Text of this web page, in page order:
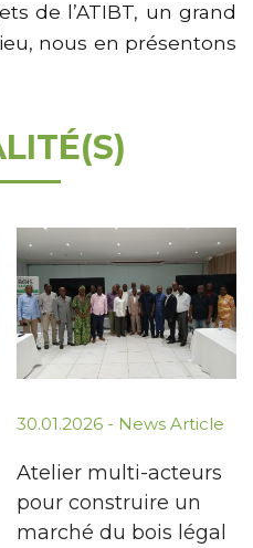
de l’ATIBT, un grand
nous en présentons
30.01.2026 - News Article
Atelier multi-acteurs
pour construire un
marché du bois légal